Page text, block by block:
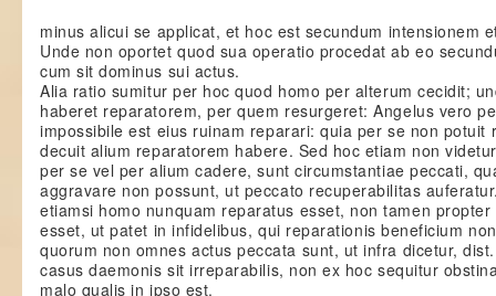
minus alicui se applicat, et hoc est secundum intensionem
Unde non oportet quod sua operatio procedat ab eo
cum sit dominus sui actus.
Alia ratio sumitur per hoc quod homo per alterum cecidit;
haberet reparatorem, per quem resurgeret: Angelus vero
impossibile est eius ruinam reparari: quia per se non potuit
decuit alium reparatorem habere. Sed hoc etiam non
per se vel per alium cadere, sunt circumstantiae peccati,
aggravare non possunt, ut peccato recuperabilitas
etiamsi homo nunquam reparatus esset, non tamen
esset, ut patet in infidelibus, qui reparationis beneficium
quorum non omnes actus peccata sunt, ut infra dicetur,
casus daemonis sit irreparabilis, non ex hoc sequitur
malo qualis in ipso est.